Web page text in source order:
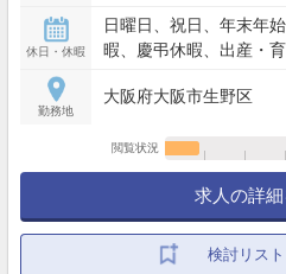
休日・休暇
日曜日、祝日、年末年
暇、慶弔休暇、出産・
勤務地
大阪府大阪市生野区
閲覧状況
求人の詳
検討リスト